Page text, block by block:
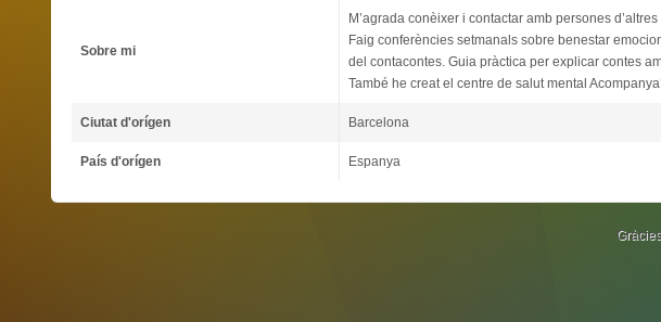
Sobre mi
M’agrada conèixer i contactar amb persones
Faig conferències setmanals sobre benestar
del contacontes. Guia pràctica per explicar contes
També he creat el centre de salut mental
Ciutat d'orígen Barcelona
País d'orígen Espanya